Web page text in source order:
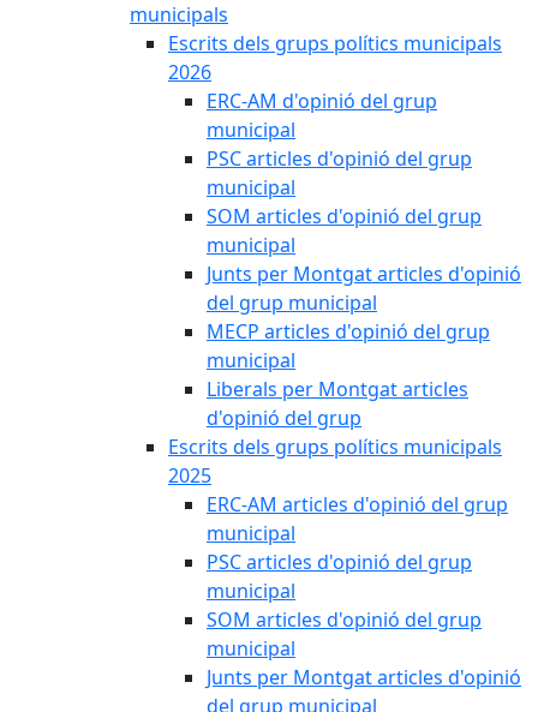
municipals
Escrits dels grups polítics municipals
2026
ERC-AM d'opinió del grup
municipal
PSC articles d'opinió del grup
municipal
SOM articles d'opinió del grup
municipal
Junts per Montgat articles d'opinió
del grup municipal
MECP articles d'opinió del grup
municipal
Liberals per Montgat articles
d'opinió del grup
Escrits dels grups polítics municipals
2025
ERC-AM articles d'opinió del grup
municipal
PSC articles d'opinió del grup
municipal
SOM articles d'opinió del grup
municipal
Junts per Montgat articles d'opinió
del grup municipal